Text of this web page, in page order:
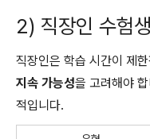
2) 직장인 수험생
직장인은 학습 시간이 제
지속 가능성을 고려해야
적입니다.